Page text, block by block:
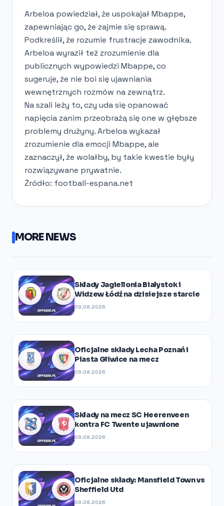
Arbeloa powiedział, że uspokajał Mbappe,
zapewniając go, że zajmie się sprawą.
Podkreślił, że rozumie frustracje zawodnika.
Arbeloa wyraził też zrozumienie dla
publicznych wypowiedzi Mbappe, co
sugeruje, że nie boi się ujawniania
wewnętrznych rozmów na zewnątrz.
Na szali leży to, czy uda się opanować
napięcia zanim przeobrażą się one w głębsze
problemy drużyny. Arbeloa wykazał
zrozumienie dla emocji Mbappe, ale
zaznaczył, że wolałby, by takie kwestie były
rozwiązywane prywatnie.
Źródło: football-espana.net
MORE NEWS
Składy Jagiellonia Białystok i
Widzew Łódź na dzisiejsze starcie
09.08.2026
Oficjalne składy Lecha Poznań i
Piasta Gliwice na mecz
09.08.2026
Składy na mecz SC Heerenveen
kontra FC Twente ujawnione
09.08.2026
Oficjalne składy: Mansfield Town vs
Sheffield Utd
09.08.2026